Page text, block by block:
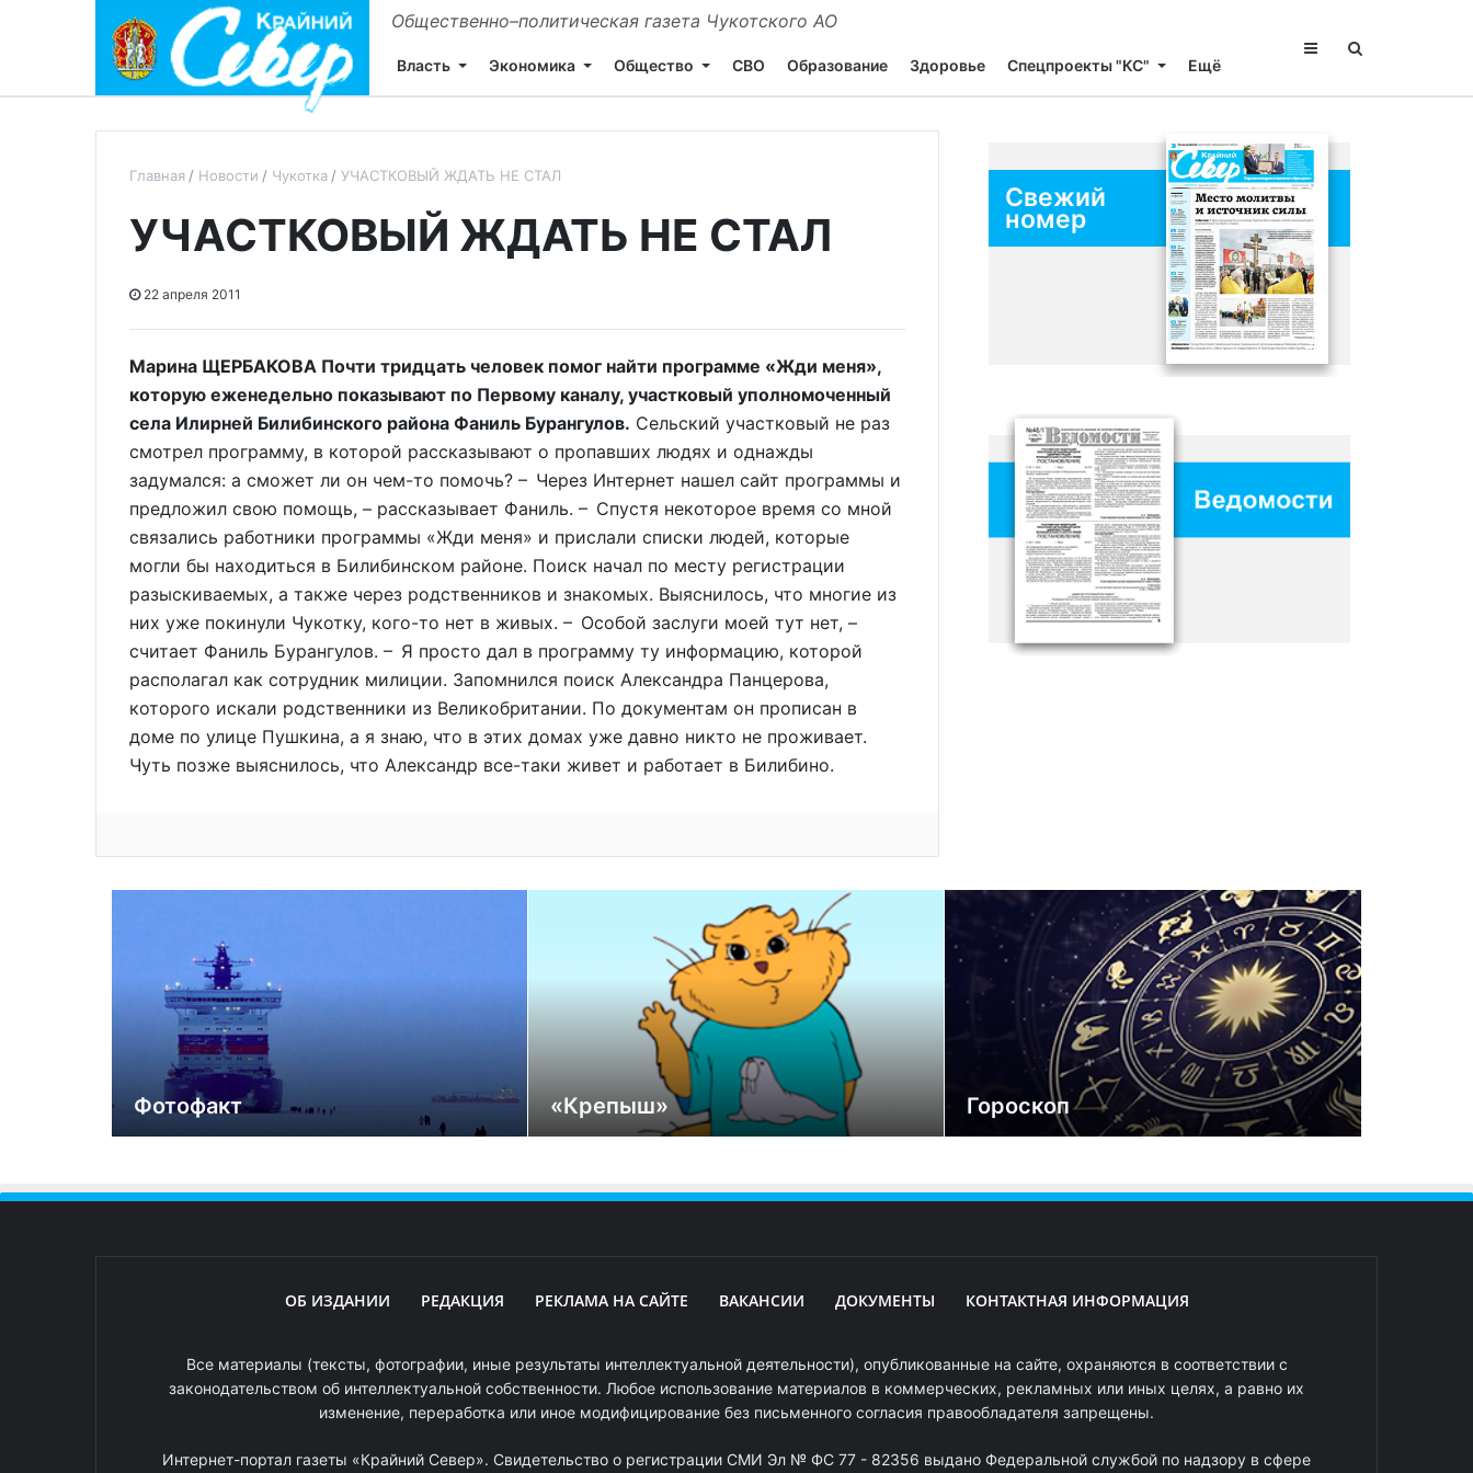
Общественно–политическая газета Чукотского АО
Власть Экономика Общество СВО Образование Здоровье Спецпроекты "КС" Ещё
Главная Новости Чукотка УЧАСТКОВЫЙ ЖДАТЬ НЕ СТАЛ
УЧАСТКОВЫЙ ЖДАТЬ НЕ СТАЛ
22 апреля 2011
Марина ЩЕРБАКОВА Почти тридцать человек помог найти программе «Жди меня»,
которую еженедельно показывают по Первому каналу, участковый уполномоченный
села Илирней Билибинского района Фаниль Бурангулов. Сельский участковый не раз
смотрел программу, в которой рассказывают о пропавших людях и однажды
задумался: а сможет ли он чем-то помочь? – Через Интернет нашел сайт программы и
предложил свою помощь, – рассказывает Фаниль. – Спустя некоторое время со мной
связались работники программы «Жди меня» и прислали списки людей, которые
могли бы находиться в Билибинском районе. Поиск начал по месту регистрации
разыскиваемых, а также через родственников и знакомых. Выяснилось, что многие из
них уже покинули Чукотку, кого-то нет в живых. – Особой заслуги моей тут нет, –
считает Фаниль Бурангулов. – Я просто дал в программу ту информацию, которой
располагал как сотрудник милиции. Запомнился поиск Александра Панцерова,
которого искали родственники из Великобритании. По документам он прописан в
доме по улице Пушкина, а я знаю, что в этих домах уже давно никто не проживает.
Чуть позже выяснилось, что Александр все-таки живет и работает в Билибино.
Свежий
номер
Фотофакт «Крепыш» Гороскоп
ОБ ИЗДАНИИ РЕДАКЦИЯ РЕКЛАМА НА САЙТЕ ВАКАНСИИ ДОКУМЕНТЫ КОНТАКТНАЯ ИНФОРМАЦИЯ
Все материалы (тексты, фотографии, иные результаты интеллектуальной деятельности), опубликованные на сайте, охраняются в соответствии с
законодательством об интеллектуальной собственности. Любое использование материалов в коммерческих, рекламных или иных целях, а равно их
изменение, переработка или иное модифицирование без письменного согласия правообладателя запрещены.
Интернет-портал газеты «Крайний Север». Свидетельство о регистрации СМИ Эл № ФС 77 - 82356 выдано Федеральной службой по надзору в сфере